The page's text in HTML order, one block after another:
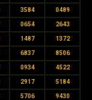
3584 0489
0654 2643
1487 1372
6837 8506
0934 4522
2917 5184
5706 9430